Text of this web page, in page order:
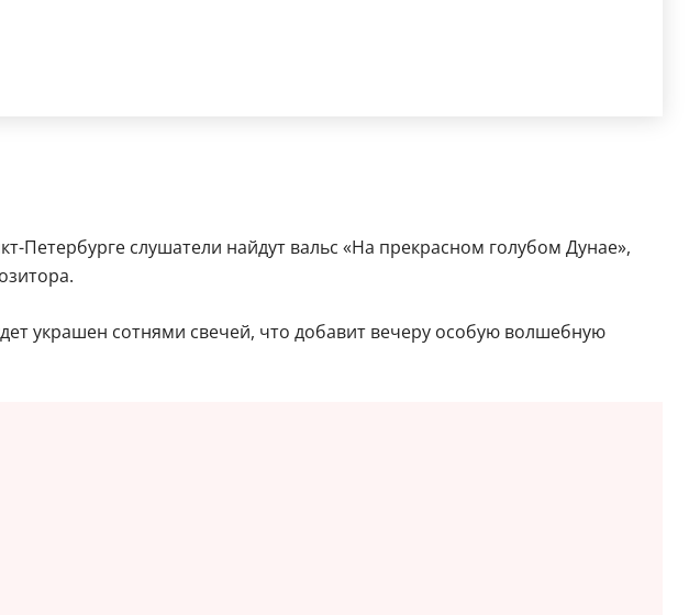
Петербурге слушатели найдут вальс «На прекрасном голубом Дунае»,
украшен сотнями свечей, что добавит вечеру особую волшебную